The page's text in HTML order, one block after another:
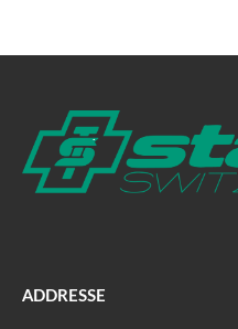
ADDRESSE